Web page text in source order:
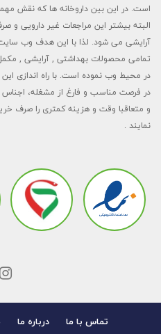
است. در این بین داروخانه ها که نقش
البته بیشتر این مراجعات غیر دارویی
آرایشی می شود. لذا با این هدف وب
تمامی محصولات بهداشتی , آرایشی ,
در محیط وب نموده است. با راه اندازی
در فرصت مناسب و فارغ از مشغله، اجناس
و متعاقبا وقت و هزینه کمتری را صرف
نمایند .
تماس با ما درباره ما